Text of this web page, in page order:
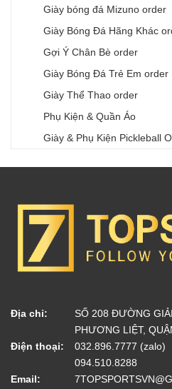
Giày bóng đá Mizuno order
Giày Bóng Đá Hãng Khác
Gợi Ý Chân Bè order
Giày Bóng Đá Trẻ Em order
Giày Thể Thao order
Phụ Kiện & Quần Áo
Giày & Phụ Kiện Pickleball
Địa chỉ:
SỐ 208 ĐƯỜNG
PHƯƠNG LIỆT,
Điện thoại:
032.896.7777 (zalo)
094.510.8288
Email: